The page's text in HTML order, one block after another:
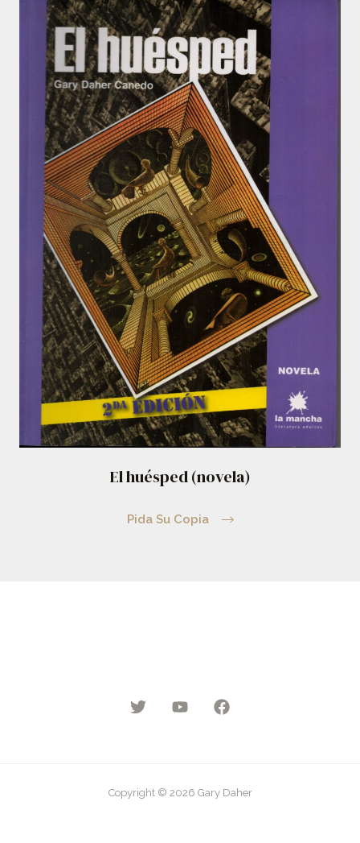
El huésped (novela)
Pida Su Copia
Copyright © 2026 Gary Daher